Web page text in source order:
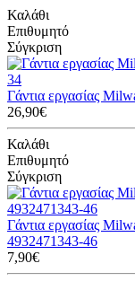
Καλάθι
Επιθυμητό
Σύγκριση
Γάντια εργασίας
26,90€
Καλάθι
Επιθυμητό
Σύγκριση
Γάντια εργασίας
4932471343-46
7,90€